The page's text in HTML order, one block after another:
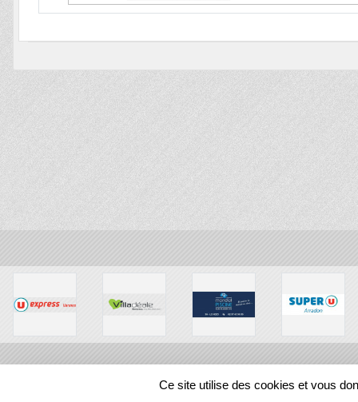
Ce site utilise des cookies et vous